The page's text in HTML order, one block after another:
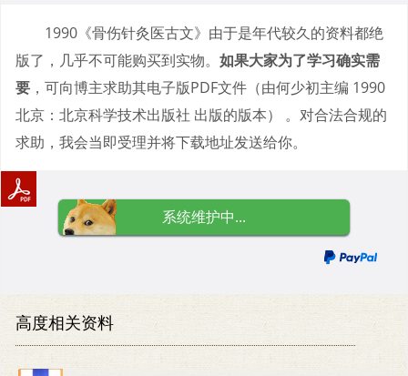
1990《骨伤针灸医古文》由于是年代较久的资料都绝
版了，几乎不可能购买到实物。 如果大家为了学习确实需
要 ，可向博主求助其电子版PDF文件（由何少初主编 1990
北京：北京科学技术出版社 出版的版本） 。对合法合规的
求助，我会当即受理并将下载地址发送给你。
系统维护中...
高度相关资料